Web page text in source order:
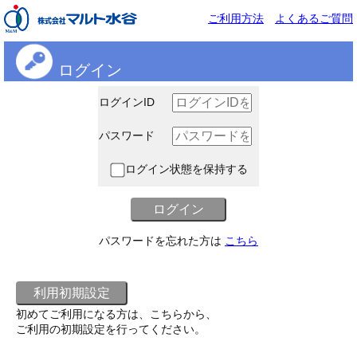
ご利用方法 よくあるご質問
ログイン
ログインID
パスワード
ログイン状態を保持する
パスワードを忘れた方は こちら
初めてご利用になる方は、こちらから、
ご利用の初期設定を行ってください。